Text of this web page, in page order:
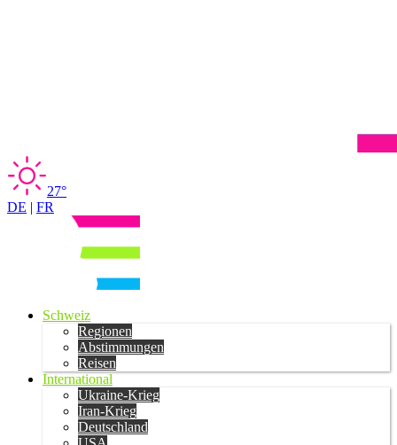
27°
DE | FR
Schweiz
Regionen
Abstimmungen
Reisen
International
Ukraine-Krieg
Iran-Krieg
Deutschland